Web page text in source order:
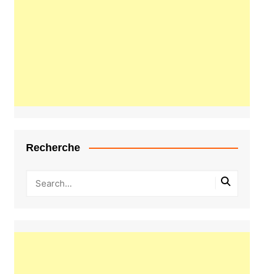
Recherche